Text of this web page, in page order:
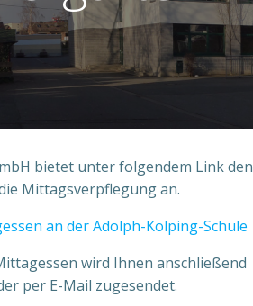
bietet unter folgendem Link den
Mittagsverpflegung an.
an der Adolph-Kolping-Schule
wird Ihnen anschließend
per E-Mail zugesendet.